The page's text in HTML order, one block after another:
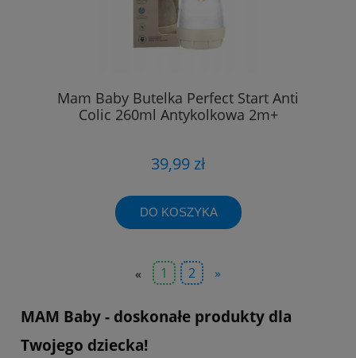
Mam Baby Butelka Perfect Start Anti
Colic 260ml Antykolkowa 2m+
39,99 zł
DO KOSZYKA
« 1 2 »
MAM Baby - doskonałe produkty dla
Twojego dziecka!